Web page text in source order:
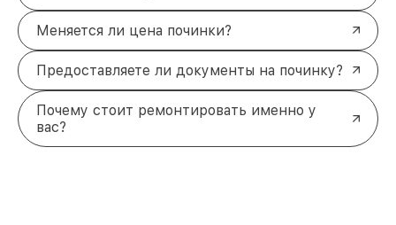
Меняется ли цена починки?
Предоставляете ли документы на починку?
Почему стоит ремонтировать именно у
вас?